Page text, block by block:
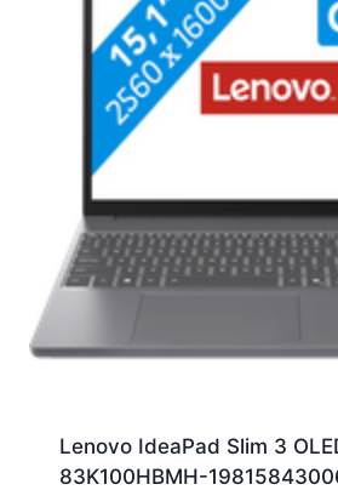
Lenovo IdeaPad Slim 3
83K100HBMH-